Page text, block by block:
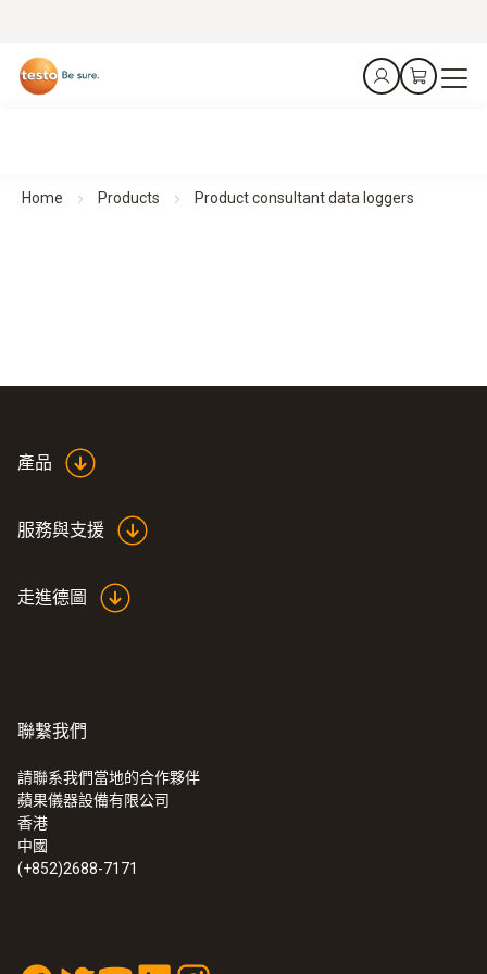
Home Products Product consultant data loggers
產品
服務與支援
走進德圖
聯繫我們
請聯系我們當地的合作夥伴
蘋果儀器設備有限公司
香港
中國
(+852)2688-7171